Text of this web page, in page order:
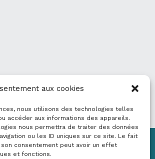
aux cookies
nous utilisons des technologies telles
accéder aux informations des appareils.
nous permettra de traiter des données
ou les ID uniques sur ce site. Le fait
consentement peut avoir un effet
et fonctions.
Mentions légales